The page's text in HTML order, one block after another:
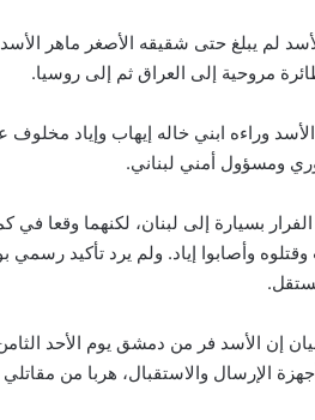
الأسد لم يبلغ حتى شقيقه الأصغر ماهر
مروحية إلى العراق ثم إلى روسيا.
وراءه ابني خاله إيهاب وإياد
ومسؤول أمني لبناني.
الفرار بسيارة إلى لبنان، لكنهما وقعا
وقتلوه وأصابوا إياد. ولم يرد تأكيد رسمي
إن الأسد فر من دمشق يوم الأحد
الإرسال والاستقبال، هربا من